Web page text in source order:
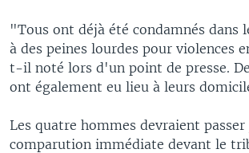
"Tous ont déjà été condamnés dans
à des peines lourdes pour violences
t-il noté lors d'un point de presse.
ont également eu lieu à leurs
Les quatre hommes devraient passer
comparution immédiate devant le